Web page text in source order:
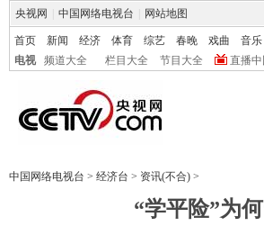
央视网 中国网络电视台 网站地图
首页 新闻 经济 体育 综艺 春晚 戏曲 音乐
电视
频道大全 栏目大全 节目大全 直播中
中国网络电视台 > 经济台 > 资讯(不合) >
“学平险”为